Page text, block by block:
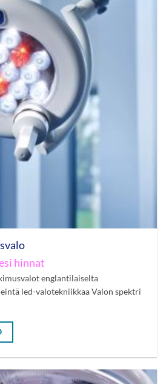
hinnat
englantilaiselta
led-valotekniikkaa Valon spektri